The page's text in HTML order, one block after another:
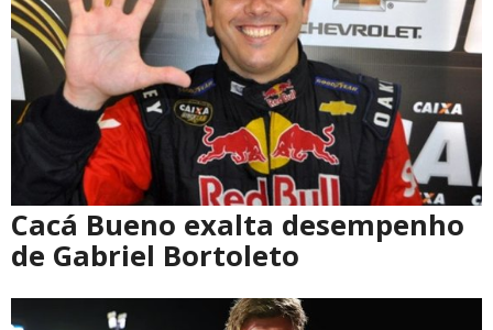
Cacá Bueno exalta desempenho
de Gabriel Bortoleto